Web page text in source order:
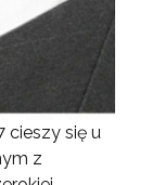
cieszy się u
z